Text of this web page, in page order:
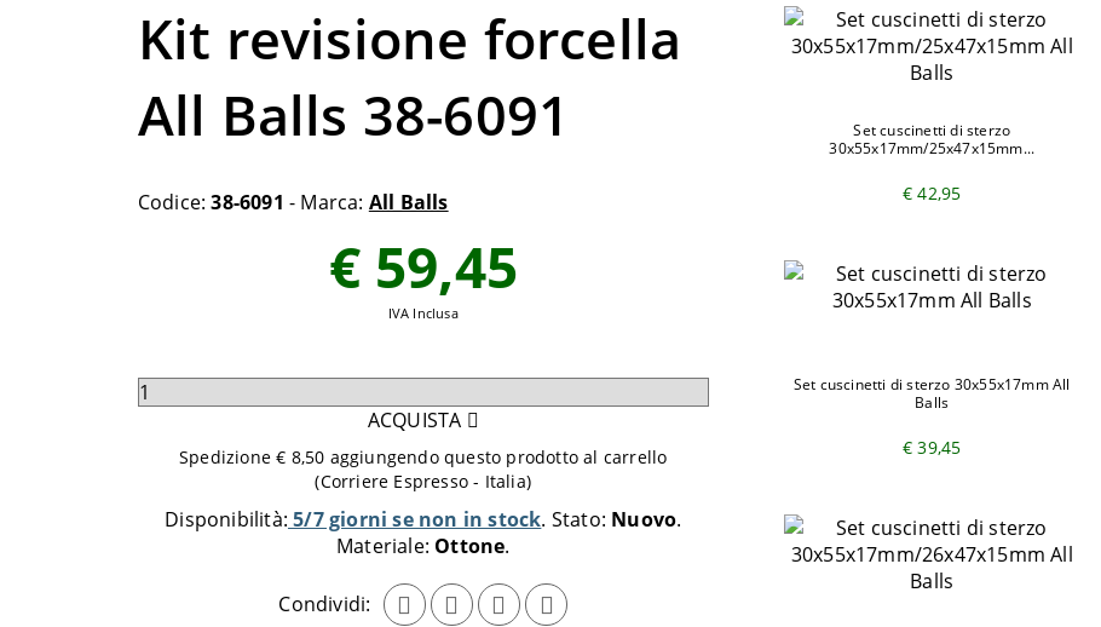
Kit revisione forcella
All Balls 38-6091
Codice:38-6091 - Marca: All Balls
Disponibilità: 5/7 giorni se non in stock Stato: Nuovo
Materiale: Ottone
Condividi:
€ 59,45
IVA Inclusa
Seleziona
aggiungere
carrello
ACQUISTA
Spedizione € 8,50 aggiungendo questo prodotto al carrello
(Corriere Espresso - Italia)
Set cuscinetti di sterzo
30x55x17mm/25x47x15mm...
€ 42,95
Set cuscinetti di sterzo 30x55x17mm All
Balls
€ 39,45